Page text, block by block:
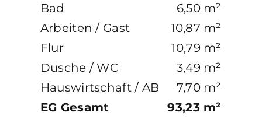
Bad
6,50 m²
Arbeiten / Gast
10,87 m²
Flur
10,79 m²
Dusche / WC
3,49 m²
Hauswirtschaft / AB
7,70 m²
EG Gesamt
93,23 m²